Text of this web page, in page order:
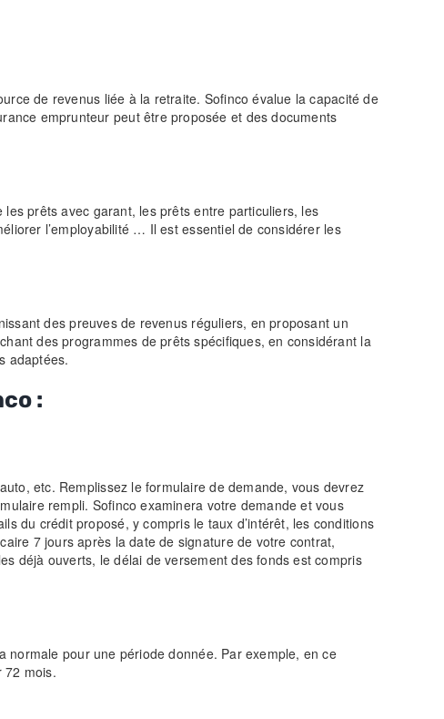
de revenus liée à la retraite. Sofinco évalue la capacité de
emprunteur peut être proposée et des documents
prêts avec garant, les prêts entre particuliers, les
l’employabilité … Il est essentiel de considérer les
des preuves de revenus réguliers, en proposant un
des programmes de prêts spécifiques, en considérant la
adaptées.
:
etc. Remplissez le formulaire de demande, vous devrez
rempli. Sofinco examinera votre demande et vous
du crédit proposé, y compris le taux d’intérêt, les conditions
7 jours après la date de signature de votre contrat,
déjà ouverts, le délai de versement des fonds est compris
normale pour une période donnée. Par exemple, en ce
72 mois.